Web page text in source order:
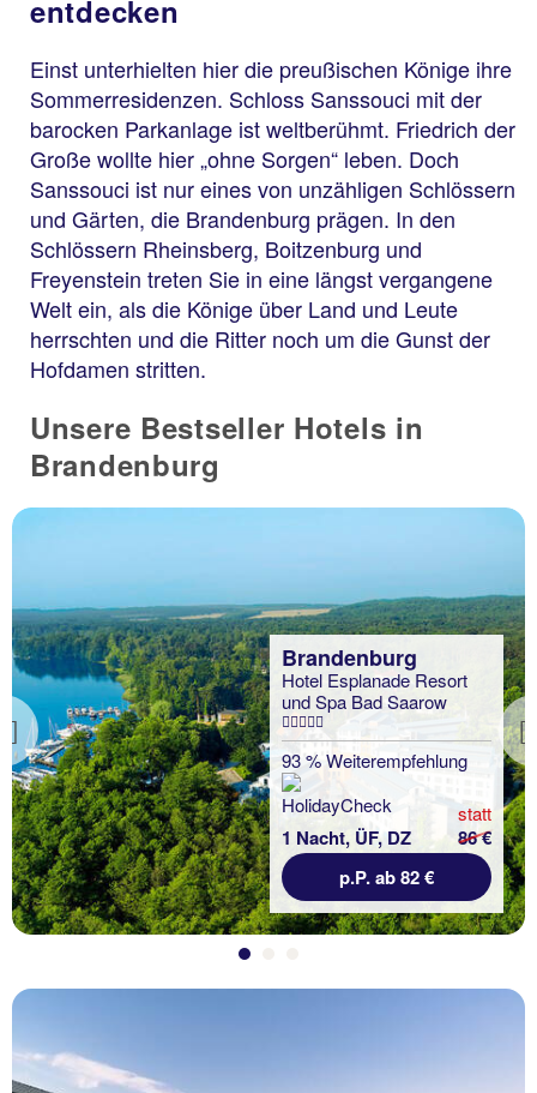
entdecken
Einst unterhielten hier die preußischen Könige ihre
Sommerresidenzen. Schloss Sanssouci mit der
barocken Parkanlage ist weltberühmt. Friedrich der
Große wollte hier „ohne Sorgen“ leben. Doch
Sanssouci ist nur eines von unzähligen Schlössern
und Gärten, die Brandenburg prägen. In den
Schlössern Rheinsberg, Boitzenburg und
Freyenstein treten Sie in eine längst vergangene
Welt ein, als die Könige über Land und Leute
herrschten und die Ritter noch um die Gunst der
Hofdamen stritten.
Unsere Bestseller Hotels in
Brandenburg
Previous
Brandenburg
Hotel Esplanade Resort
und Spa Bad Saarow
93 % Weiterempfehlung
1 Nacht, ÜF, DZ
statt
86 €
p.P. ab 82 €